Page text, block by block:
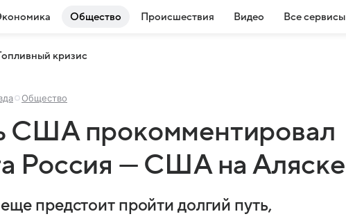
Общество Происшествия Видео Все сервисы
кризис
Общество
США прокомментировал
Россия — США на Аляске
предстоит пройти долгий путь,